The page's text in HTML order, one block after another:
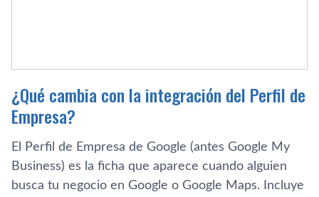
¿Qué cambia con la integración del Perfil de
Empresa?
El Perfil de Empresa de Google (antes Google My
Business) es la ficha que aparece cuando alguien
busca tu negocio en Google o Google Maps. Incluye